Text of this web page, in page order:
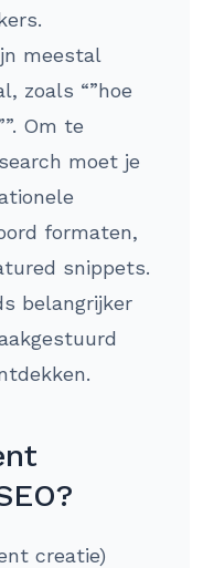
meestal
zoals “”hoe
Om te
moet je
formaten,
snippets.
belangrijker
creatie)